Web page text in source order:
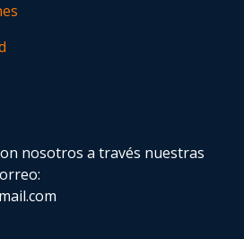
nosotros a través nuestras